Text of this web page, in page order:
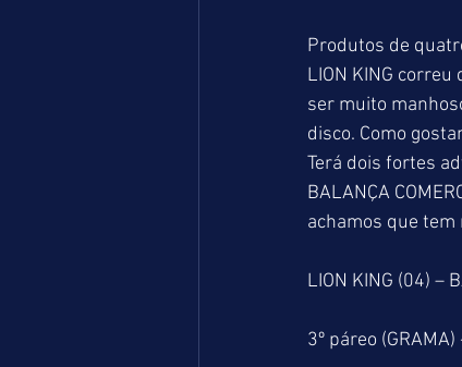
Produtos de
LION KING
ser muito
disco. Como
Terá dois fortes
BALANÇA
achamos que
LION KING (04) –
3º páreo